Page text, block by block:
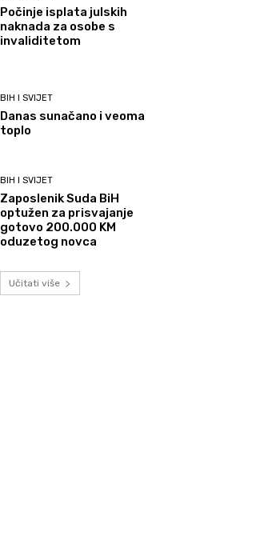
Počinje isplata julskih
naknada za osobe s
invaliditetom
BIH I SVIJET
Danas sunačano i veoma
toplo
BIH I SVIJET
Zaposlenik Suda BiH
optužen za prisvajanje
gotovo 200.000 KM
oduzetog novca
Učitati više